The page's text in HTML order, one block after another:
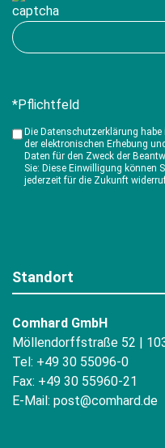
*Pflichtfeld
Die Datenschutzerklärung
der elektronischen Erhebung
Daten für den Zweck der
Sie: Diese Einwilligung können
jederzeit für die Zukunft
Standort
Comhard GmbH
Möllendorffstraße 52 |
Tel: +49 30 55096-0
Fax: +49 30 55960-21
E-Mail: post@comhard.de